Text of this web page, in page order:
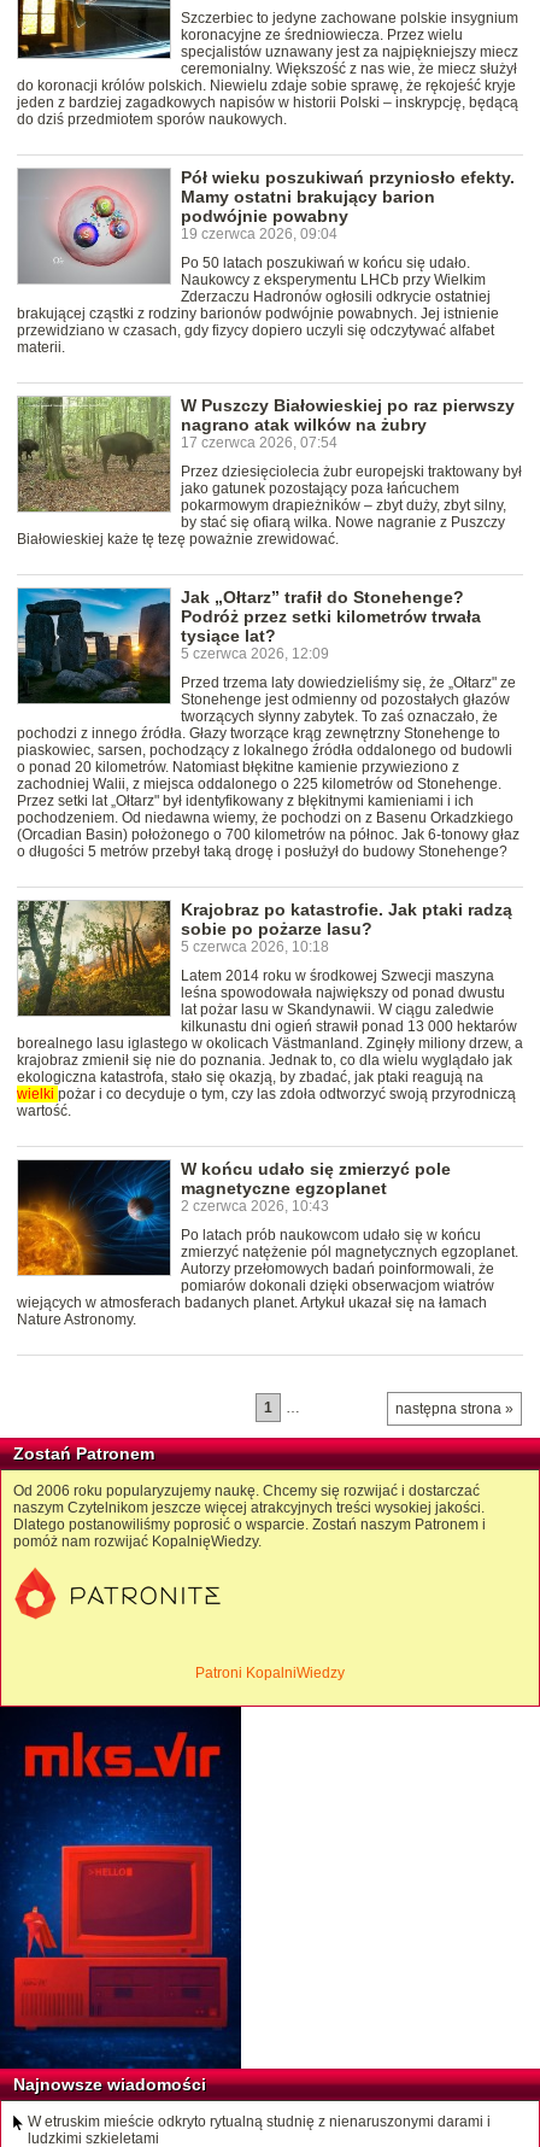
Szczerbiec to jedyne zachowane polskie insygnium
koronacyjne ze średniowiecza. Przez wielu
specjalistów uznawany jest za najpiękniejszy miecz
ceremonialny. Większość z nas wie, że miecz służył
do koronacji królów polskich. Niewielu zdaje sobie sprawę, że rękojeść kryje
jeden z bardziej zagadkowych napisów w historii Polski – inskrypcję, będącą
do dziś przedmiotem sporów naukowych.
Pół wieku poszukiwań przyniosło efekty.
Mamy ostatni brakujący barion
podwójnie powabny
19 czerwca 2026, 09:04
Po 50 latach poszukiwań w końcu się udało.
Naukowcy z eksperymentu LHCb przy Wielkim
Zderzaczu Hadronów ogłosili odkrycie ostatniej
brakującej cząstki z rodziny barionów podwójnie powabnych. Jej istnienie
przewidziano w czasach, gdy fizycy dopiero uczyli się odczytywać alfabet
materii.
W Puszczy Białowieskiej po raz pierwszy
nagrano atak wilków na żubry
17 czerwca 2026, 07:54
Przez dziesięciolecia żubr europejski traktowany był
jako gatunek pozostający poza łańcuchem
pokarmowym drapieżników – zbyt duży, zbyt silny,
by stać się ofiarą wilka. Nowe nagranie z Puszczy
Białowieskiej każe tę tezę poważnie zrewidować.
Jak „Ołtarz” trafił do Stonehenge?
Podróż przez setki kilometrów trwała
tysiące lat?
5 czerwca 2026, 12:09
Przed trzema laty dowiedzieliśmy się, że „Ołtarz" ze
Stonehenge jest odmienny od pozostałych głazów
tworzących słynny zabytek. To zaś oznaczało, że
pochodzi z innego źródła. Głazy tworzące krąg zewnętrzny Stonehenge to
piaskowiec, sarsen, pochodzący z lokalnego źródła oddalonego od budowli
o ponad 20 kilometrów. Natomiast błękitne kamienie przywieziono z
zachodniej Walii, z miejsca oddalonego o 225 kilometrów od Stonehenge.
Przez setki lat „Ołtarz" był identyfikowany z błękitnymi kamieniami i ich
pochodzeniem. Od niedawna wiemy, że pochodzi on z Basenu Orkadzkiego
(Orcadian Basin) położonego o 700 kilometrów na północ. Jak 6-tonowy głaz
o długości 5 metrów przebył taką drogę i posłużył do budowy Stonehenge?
Krajobraz po katastrofie. Jak ptaki radzą
sobie po pożarze lasu?
5 czerwca 2026, 10:18
Latem 2014 roku w środkowej Szwecji maszyna
leśna spowodowała największy od ponad dwustu
lat pożar lasu w Skandynawii. W ciągu zaledwie
kilkunastu dni ogień strawił ponad 13 000 hektarów
borealnego lasu iglastego w okolicach Västmanland. Zginęły miliony drzew, a
krajobraz zmienił się nie do poznania. Jednak to, co dla wielu wyglądało jak
ekologiczna katastrofa, stało się okazją, by zbadać, jak ptaki reagują na
wielki pożar i co decyduje o tym, czy las zdoła odtworzyć swoją przyrodniczą
wartość.
W końcu udało się zmierzyć pole
magnetyczne egzoplanet
2 czerwca 2026, 10:43
Po latach prób naukowcom udało się w końcu
zmierzyć natężenie pól magnetycznych egzoplanet.
Autorzy przełomowych badań poinformowali, że
pomiarów dokonali dzięki obserwacjom wiatrów
wiejących w atmosferach badanych planet. Artykuł ukazał się na łamach
Nature Astronomy.
następna strona »
1 …
Zostań Patronem
Od 2006 roku popularyzujemy naukę. Chcemy się rozwijać i dostarczać
naszym Czytelnikom jeszcze więcej atrakcyjnych treści wysokiej jakości.
Dlatego postanowiliśmy poprosić o wsparcie. Zostań naszym Patronem i
pomóż nam rozwijać KopalnięWiedzy.
Patroni KopalniWiedzy
Najnowsze wiadomości
W etruskim mieście odkryto rytualną studnię z nienaruszonymi darami i
ludzkimi szkieletami